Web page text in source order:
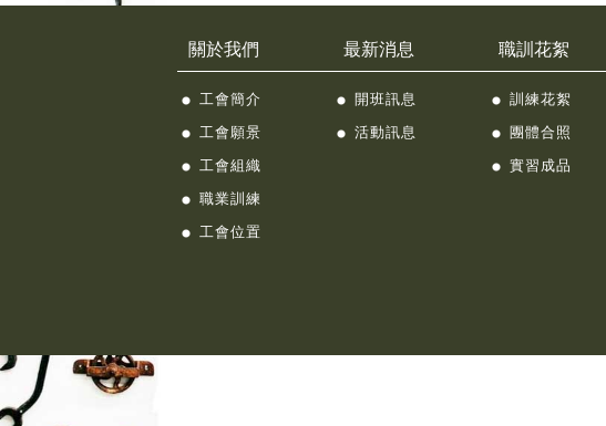
關於我們
工會簡介
工會願景
工會組織
職業訓練
工會位置
最新消息
開班訊息
活動訊息
職訓花絮
訓練花絮
團體合照
實習成品